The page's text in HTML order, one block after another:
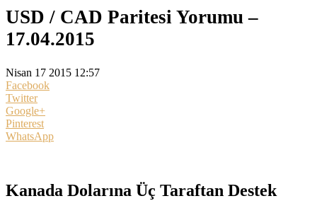
USD / CAD Paritesi Yorumu –
17.04.2015
Nisan 17 2015 12:57
Facebook
Twitter
Google+
Pinterest
WhatsApp
Kanada Dolarına Üç Taraftan Destek